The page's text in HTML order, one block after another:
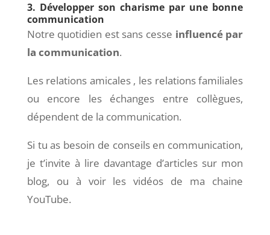
3. Développer son charisme par une bonne
communication
Notre quotidien est sans cesse influencé par
la communication.
Les relations amicales , les relations familiales
ou encore les échanges entre collègues,
dépendent de la communication.
Si tu as besoin de conseils en communication,
je t’invite à lire davantage d’articles sur mon
blog, ou à voir les vidéos de ma chaine
YouTube.